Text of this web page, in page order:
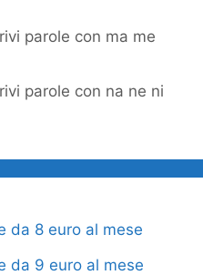
parole con ma me
parole con na ne ni
da 8 euro al mese
da 9 euro al mese